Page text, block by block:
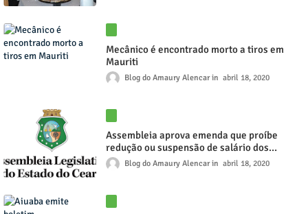
Mecânico é encontrado morto a tiros em
Mauriti
Blog do Amaury Alencar abril 18, 2020
Assembleia aprova emenda que proíbe
redução ou suspensão de salário dos
servidores.
Blog do Amaury Alencar abril 18, 2020